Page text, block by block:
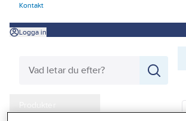
Kontakt
Logga in
Produkter